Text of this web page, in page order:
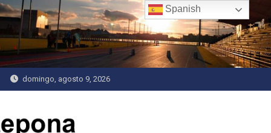
Saltar
contenido
domingo, agosto 9, 2026
Spanish